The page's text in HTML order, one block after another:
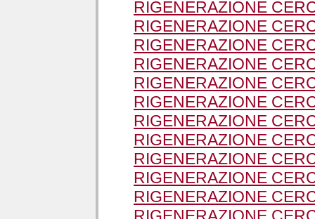
RIGENERAZIONE
RIGENERAZIONE
RIGENERAZIONE
RIGENERAZIONE
RIGENERAZIONE
RIGENERAZIONE
RIGENERAZIONE
RIGENERAZIONE
RIGENERAZIONE
RIGENERAZIONE
RIGENERAZIONE